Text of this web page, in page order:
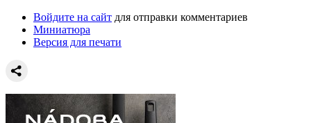
Войдите на сайт для отправки комментариев
Миниатюра
Версия для печати